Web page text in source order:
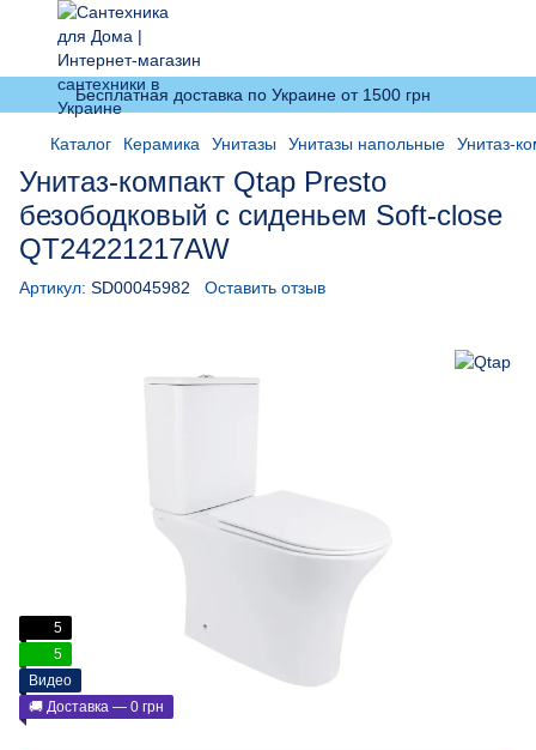
Бесплатная доставка по Украине от 1500 грн
Каталог Керамика Унитазы Унитазы напольные Унитаз-
Унитаз-компакт Qtap Presto
безободковый с сиденьем Soft-close
QT24221217AW
Артикул: SD00045982 Оставить отзыв
5
5
Видео
🚚 Доставка — 0 грн